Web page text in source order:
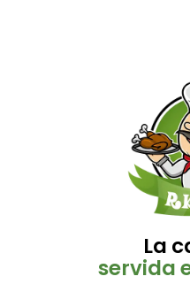
La
servida